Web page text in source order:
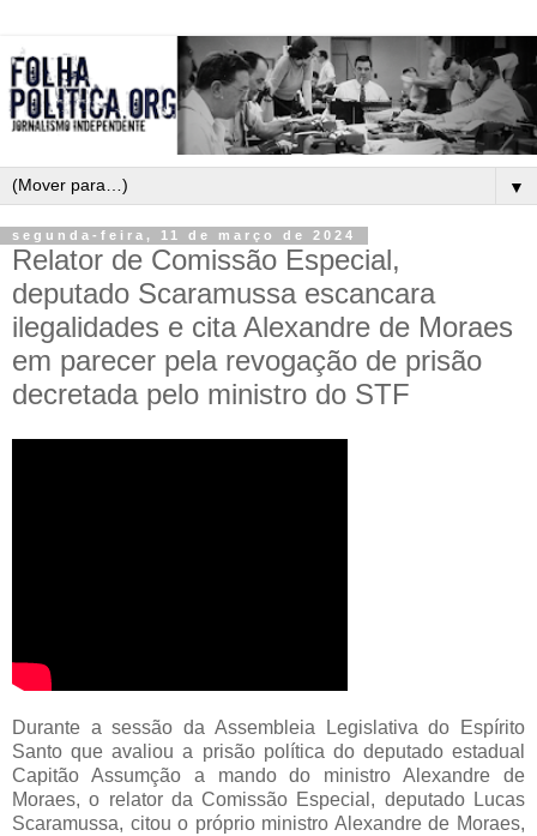
▼
segunda-feira, 11 de março de 2024
Relator de Comissão Especial,
deputado Scaramussa escancara
ilegalidades e cita Alexandre de Moraes
em parecer pela revogação de prisão
decretada pelo ministro do STF
Durante a sessão da Assembleia Legislativa do Espírito
Santo que avaliou a prisão política do deputado estadual
Capitão Assumção a mando do ministro Alexandre de
Moraes, o relator da Comissão Especial, deputado Lucas
Scaramussa, citou o próprio ministro Alexandre de Moraes,